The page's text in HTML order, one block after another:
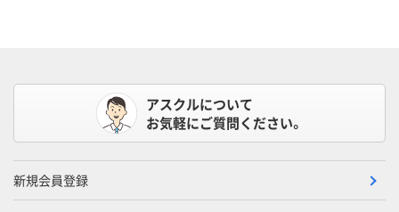
アスクルについて
お気軽にご質問ください。
新規会員登録